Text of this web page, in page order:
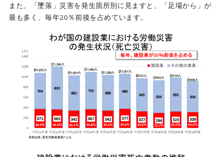
また、「墜落」災害を発生箇所別に見ますと、「足場から」が
最も多く、毎年20％前後を占めています。